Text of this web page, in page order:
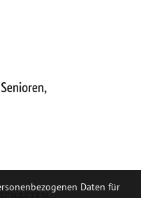
Daten für